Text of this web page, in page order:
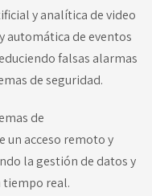
y analítica de video
automática de eventos
falsas alarmas
de seguridad.
de
un acceso remoto y
la gestión de datos y
real.